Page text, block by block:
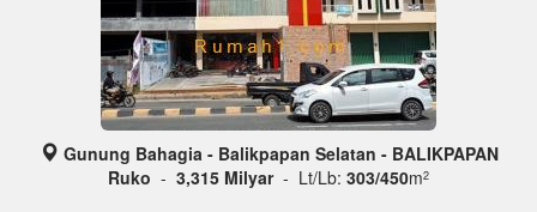
Gunung Bahagia - Balikpapan Selatan - BALIKPAPAN
Ruko - 3,315 Milyar - Lt/Lb: 303/450m2